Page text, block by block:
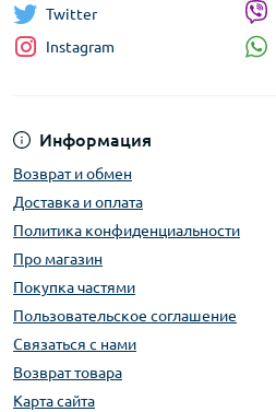
Информация
Возврат и обмен
Доставка и оплата
Политика конфиденциальности
Про магазин
Покупка частями
Пользовательское соглашение
Связаться с нами
Возврат товара
Карта сайта
Twitter
Instagram